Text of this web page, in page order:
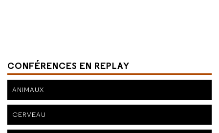
CONFÉRENCES EN REPLAY
ANIMAUX
CERVEAU